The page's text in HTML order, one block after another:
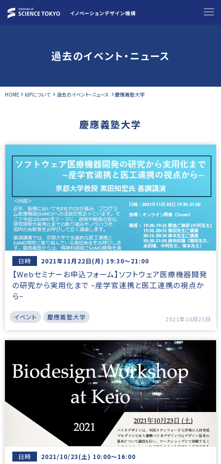
過去のイベント・ニュース
HOME IdPについて 過去のイベント・ニュース 慶應義塾大学
慶應義塾大学
日時 2021年11月22日(月) 19:30～21:00
【Webセミナーお申込フォーム】ソフトウェア医療機器開発
の研究から実用化まで ~産学官連携と医工連携の視点か
ら~
イベント 慶應義塾大学 2021年10月25日
日時 2021/10/23(土) 10:00～16:00